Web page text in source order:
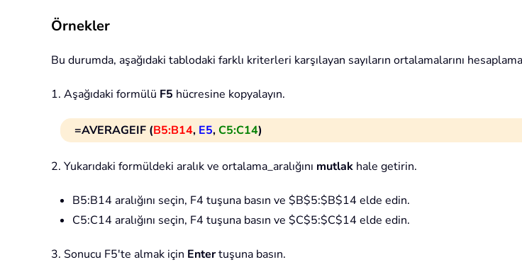
Örnekler
Bu durumda, aşağıdaki tablodaki farklı kriterleri karşılayan sayıların ortalamalarını
1. Aşağıdaki formülü F5 hücresine kopyalayın.
=AVERAGEIF (B5:B14, E5,C5:C14)
2. Yukarıdaki formüldeki aralık ve ortalama_aralığını mutlak hale getirin.
B5:B14 aralığını seçin, F4 tuşuna basın ve $B$5:$B$14 elde edin.
C5:C14 aralığını seçin, F4 tuşuna basın ve $C$5:$C$14 elde edin.
3. Sonucu F5'te almak için Entertuşuna basın.